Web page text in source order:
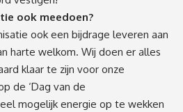
ook meedoen?
ook een bijdrage leveren aan
harte welkom. Wij doen er alles
klaar te zijn voor onze
de ‘Dag van de
mogelijk energie op te wekken